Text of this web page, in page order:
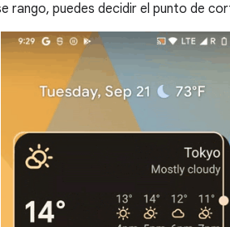
rango, puedes decidir el punto de